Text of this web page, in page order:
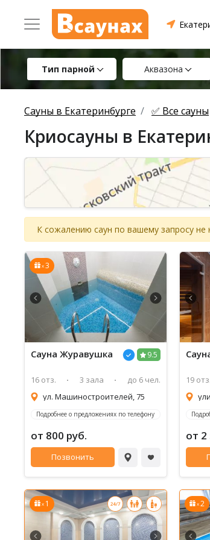
Тип парной Аквазона
Сауны в Екатеринбурге ✅ Все сауны
Криосауны в
К сожалению саун по вашему запросу
x3
9.5
Сауна Журавушка
16 отз. 3 зала
до 6 чел.
ул. Машиностроителей, 75
Подробнее о предложениях по телефону
от 800 руб.
Позвонить
19 отз.
от 2
x 1 x 2